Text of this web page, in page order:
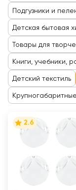
Подгузники и
Детская бытовая
Товары для
Книги, учебники,
Детский текстиль
2.6